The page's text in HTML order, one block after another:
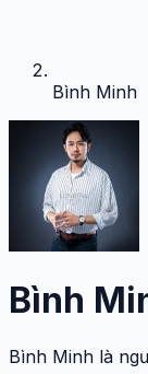
Bình Minh
Bình
Bình Minh là